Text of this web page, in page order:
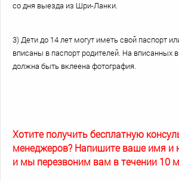
со дня выезда из Шри-Ланки.
3) Дети до 14 лет могут иметь свой паспорт
вписаны в паспорт родителей. На вписанных
должна быть вклеена фотография.
Хотите получить бесплатную
менеджеров? Напишите ваше имя и
и мы перезвоним вам в течении 10